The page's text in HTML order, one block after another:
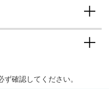
確認してください。